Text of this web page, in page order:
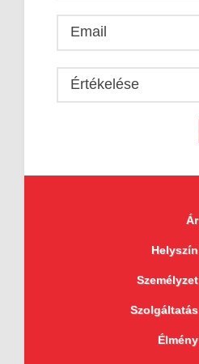
Email
Értékelése
Ár
Helyszín
Személyzet
Szolgáltatás
Élmény